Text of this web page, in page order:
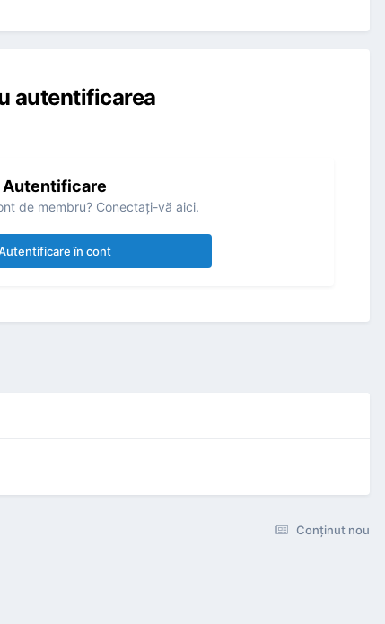
autentificarea
Autentificare
de membru? Conectaţi-vă aici.
în cont
Conţinut nou